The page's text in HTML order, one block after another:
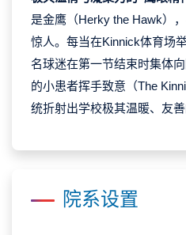
是金鹰（Herky the Hawk）
惊人。每当在Kinnick体育场
名球迷在第一节结束时集体
的小患者挥手致意（The
统折射出学校极其温暖、友善
院系设置